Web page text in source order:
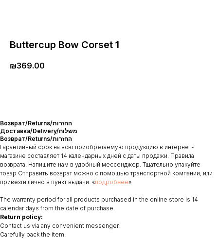
Buttercup Bow Corset 1
₪369.00
Возврат/Returns/החזרות
Доставка/Delivery/משלוח
Возврат/Returns/החזרות
Гарантийный срок на всю приобретаемую продукцию в интернет-
магазине составляет 14 календарных дней с даты продажи. Правила
возврата: Напишите нам в удобный мессенджер. Тщательно упакуйте
товар Отправить возврат можно с помощью транспортной компании, или
привезти лично в пункт выдачи. «подробнее»
The warranty period for all products purchased in the online store is 14
calendar days from the date of purchase.
Return policy:
Contact us via any convenient messenger.
Carefully pack the item.